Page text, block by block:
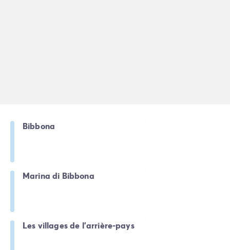
Bibbona
Marina di Bibbona
Les villages de l'arrière-pays